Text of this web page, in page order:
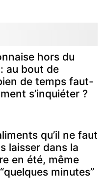
hors du
au bout de
de temps faut-
s’inquiéter ?
qu’il ne faut
laisser dans la
en été, même
minutes”